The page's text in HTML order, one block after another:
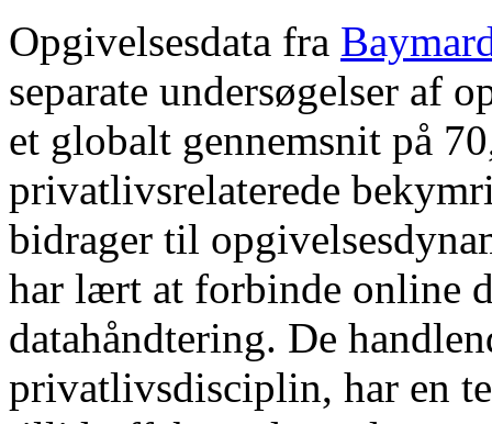
Opgivelsesdata fra
separate undersøgelser af
et globalt gennemsnit på
privatlivsrelaterede
bidrager til
har lært at forbinde online
datahåndtering. De
privatlivsdisciplin, har en